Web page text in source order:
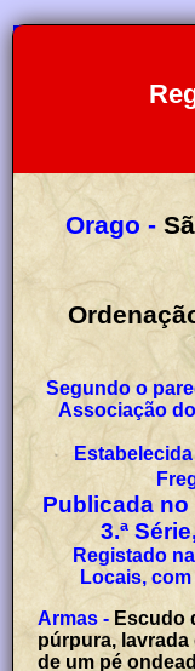
Orago -
Segundo o
Associação
Publicada no
3.ª
Registado
Locais, com
Armas - Escudo
púrpura, lavrada
de um pé